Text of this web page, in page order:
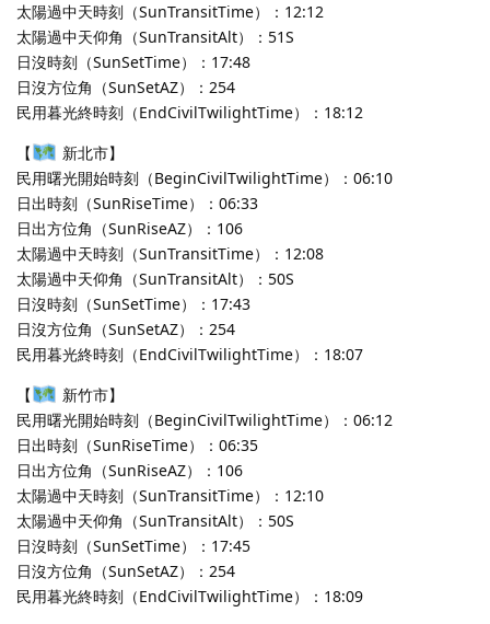
太陽過中天時刻（SunTransitTime）：12:12
太陽過中天仰角（SunTransitAlt）：51S
日沒時刻（SunSetTime）：17:48
日沒方位角（SunSetAZ）：254
民用暮光終時刻（EndCivilTwilightTime）：18:12
【
新北市】
民用曙光開始時刻（BeginCivilTwilightTime）：06:10
日出時刻（SunRiseTime）：06:33
日出方位角（SunRiseAZ）：106
太陽過中天時刻（SunTransitTime）：12:08
太陽過中天仰角（SunTransitAlt）：50S
日沒時刻（SunSetTime）：17:43
日沒方位角（SunSetAZ）：254
民用暮光終時刻（EndCivilTwilightTime）：18:07
【
新竹市】
民用曙光開始時刻（BeginCivilTwilightTime）：06:12
日出時刻（SunRiseTime）：06:35
日出方位角（SunRiseAZ）：106
太陽過中天時刻（SunTransitTime）：12:10
太陽過中天仰角（SunTransitAlt）：50S
日沒時刻（SunSetTime）：17:45
日沒方位角（SunSetAZ）：254
民用暮光終時刻（EndCivilTwilightTime）：18:09